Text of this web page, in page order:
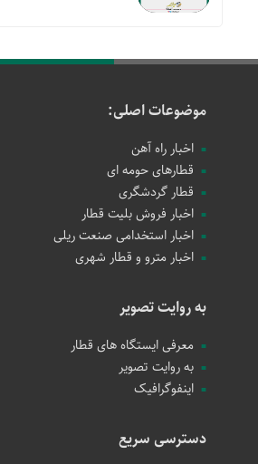
موضوعات اصلی:
اخبار راه آهن
قطارهای حومه ای
قطار گردشگری
اخبار فروش بلیت قطار
اخبار استخدامی صنعت ریلی
اخبار مترو و قطار شهری
به روایت تصویر
معرفی ایستگاه های قطار
به روایت تصویر
اینفوگرافیک
دسترسی سریع